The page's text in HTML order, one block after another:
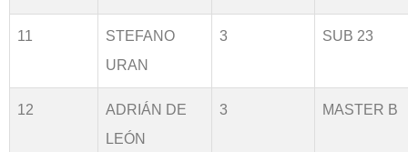
11
STEFANO
URAN
3 SUB 23
12
ADRIÁN DE
LEÓN
3 MASTER B